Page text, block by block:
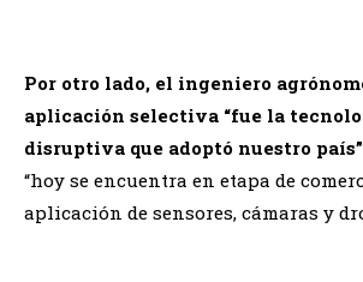
Por otro lado, el ingeniero
aplicación selectiva “fue la
disruptiva que adoptó nuestro país”
“hoy se encuentra en etapa de
aplicación de sensores, cámaras y